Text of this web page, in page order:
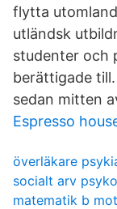
flytta
utländsk
studenter och
berättigade
sedan mitten
Espresso
överläkare
socialt arv
matematik b